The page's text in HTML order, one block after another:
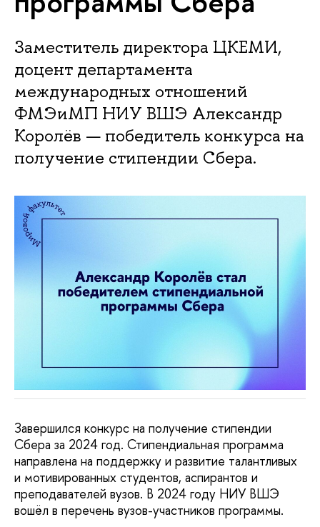
Заместитель директора ЦКЕМИ,
доцент департамента
международных отношений
ФМЭиМП НИУ ВШЭ Александр
Королёв — победитель конкурса на
получение стипендии Сбера.
Завершился конкурс на получение стипендии
Сбера за 2024 год. Стипендиальная программа
направлена на поддержку и развитие талантливых
и мотивированных студентов, аспирантов и
преподавателей вузов. В 2024 году НИУ ВШЭ
вошёл в перечень вузов-участников программы.